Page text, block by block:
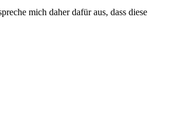
mich daher dafür aus, dass diese